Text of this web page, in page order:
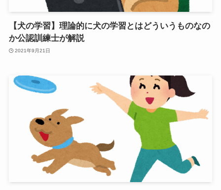
【犬の学習】理論的に犬の学習とはどういうものなの
か公認訓練士が解説
2021年9月21日